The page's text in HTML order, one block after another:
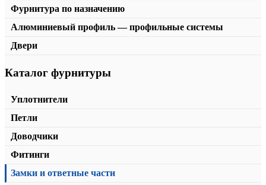
Петля с фаской T-301
от1300,00₽ В корзину
Фурнитура по назначению
Алюминиевый профиль — профильные системы
Двери
Каталог фурнитуры
Уплотнители
Петли
Доводчики
Фитинги
Замки и ответные части